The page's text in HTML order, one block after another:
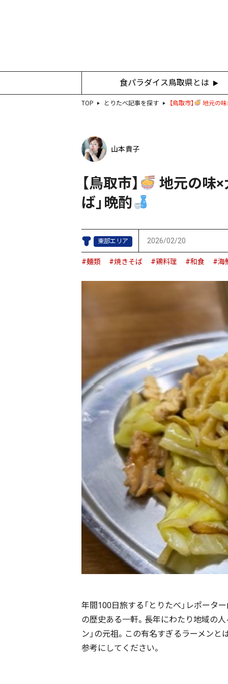
食パラダイス鳥取県とは
TOP とりたべ記事を探す 【鳥取市】 地元の味
山本貴子
【鳥取市】
地元の味×
ば」晩酌
東部エリア 2026/02/20
#麺類 #焼きそば #鶏料理 #和食 #海
年間100日旅する「とりたべ」レポータ
の歴史ある一軒。長年にわたり地域の
ン」の元祖。この有名すぎるラーメンと
参考にしてください。